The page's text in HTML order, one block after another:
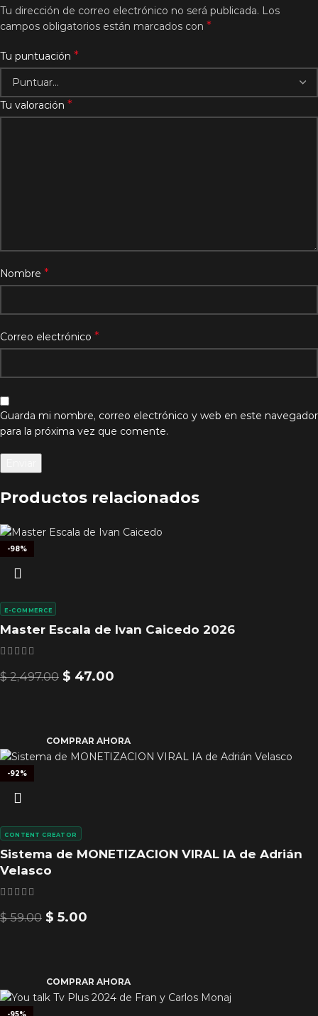
Tu dirección de correo electrónico no será publicada. Los
campos obligatorios están marcados con *
Tu puntuación *
Tu valoración *
Nombre *
Correo electrónico *
Guarda mi nombre, correo electrónico y web en este navegador
para la próxima vez que comente.
Productos relacionados
-98%
Master Escala de Ivan Caicedo 2026
E-COMMERCE
$2,497.00 $ 47.00
COMPRAR AHORA
-92%
Sistema de MONETIZACION VIRAL IA de Adrián
Velasco
CONTENT CREATOR
$59.00 $ 5.00
COMPRAR AHORA